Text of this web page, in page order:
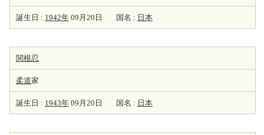
誕生日 : 1942年 09月20日 国名 : 日本
関根忍
柔道家
誕生日 : 1943年 09月20日 国名 : 日本